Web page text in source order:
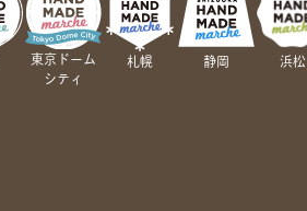
東京ドーム
シティ
札幌 静岡 浜松